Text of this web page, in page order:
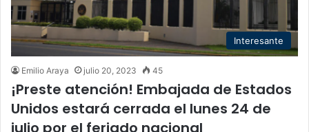
Interesante
Emilio Araya julio 20, 2023 45
¡Preste atención! Embajada de Estados
Unidos estará cerrada el lunes 24 de
julio por el feriado nacional